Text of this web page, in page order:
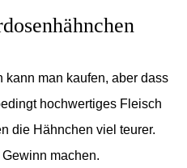
kann man kaufen, aber dass
hochwertiges Fleisch
die Hähnchen viel teurer.
machen.